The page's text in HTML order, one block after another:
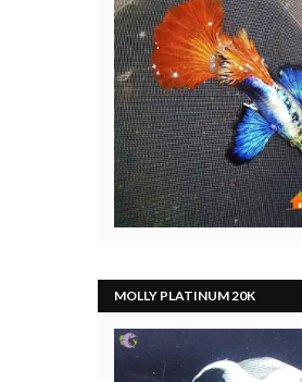
MOLLY PLATINUM 20K